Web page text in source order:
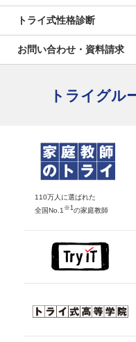
トライ式性格診断
お問い合わせ・資料請求
トライグル
110万人に選ばれた
全国No.1 ※1 の家庭教師